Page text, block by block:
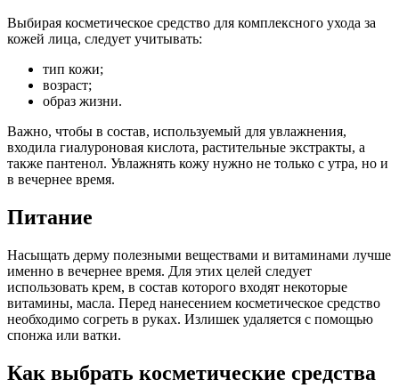
Выбирая косметическое средство для комплексного ухода за
кожей лица, следует учитывать:
тип кожи;
возраст;
образ жизни.
Важно, чтобы в состав, используемый для увлажнения,
входила гиалуроновая кислота, растительные экстракты, а
также пантенол. Увлажнять кожу нужно не только с утра, но и
в вечернее время.
Питание
Насыщать дерму полезными веществами и витаминами лучше
именно в вечернее время. Для этих целей следует
использовать крем, в состав которого входят некоторые
витамины, масла. Перед нанесением косметическое средство
необходимо согреть в руках. Излишек удаляется с помощью
спонжа или ватки.
Как выбрать косметические средства